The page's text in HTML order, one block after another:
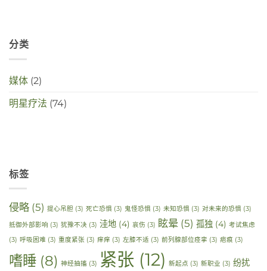
分类
媒体 (2)
明星疗法 (74)
标签
侵略 (5) 提心吊胆 (3) 死亡恐惧 (3) 鬼怪恐惧 (3) 未知恐惧 (3) 对未来的恐惧 (3)
抵御外部影响 (3) 犹豫不决 (3) 洼地 (4) 哀伤 (3) 眩晕 (5) 孤独 (4) 考试焦虑
(3) 呼吸困难 (3) 重度紧张 (3) 痒痒 (3) 左膝不适 (3) 前列腺部位痉挛 (3) 疤痕 (3)
嗜睡 (8) 神经抽搐 (3) 紧张 (12) 新起点 (3) 新职业 (3) 纷扰